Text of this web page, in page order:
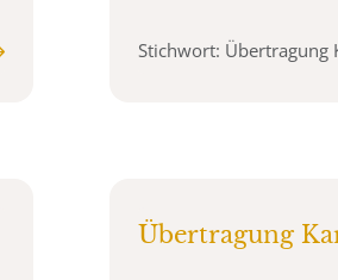
Stichwort: Übertragung
Übertragung